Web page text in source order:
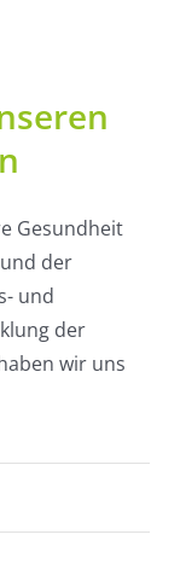
Gesundheit
der
und
der
wir uns